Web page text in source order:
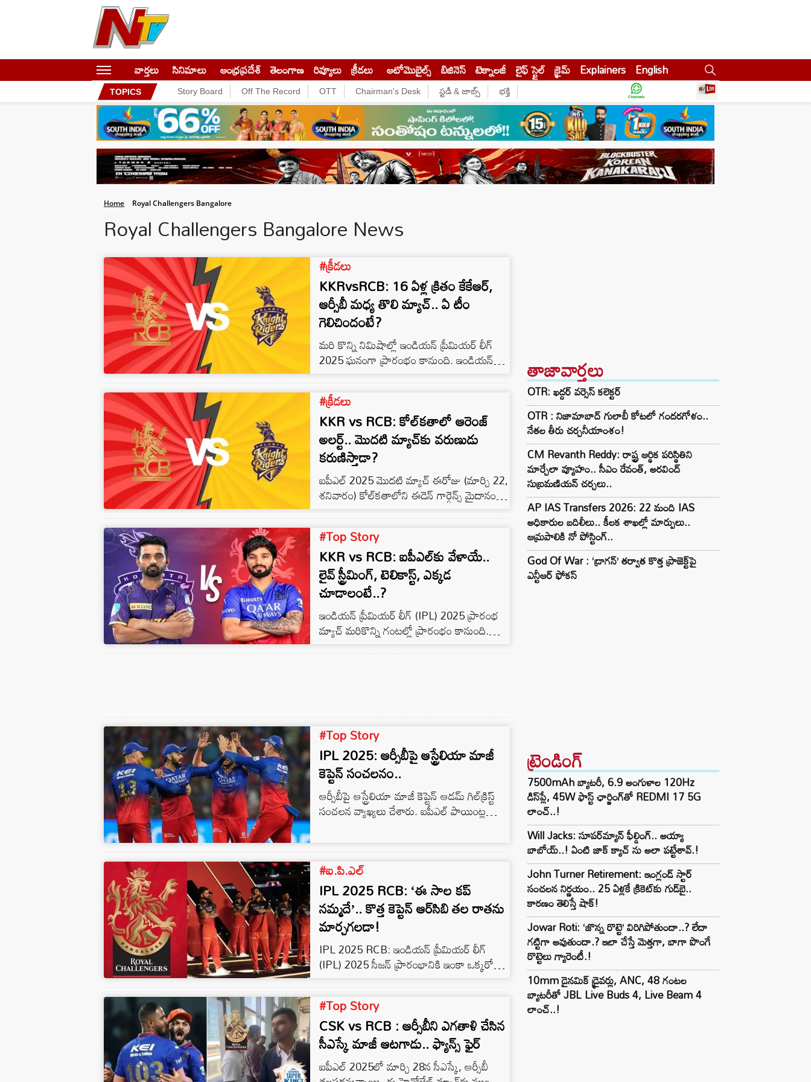
వార్తలు సినిమాలు ఆంధ్రప్రదేశ్ తెలంగాణ రివ్యూలు క్రీడలు ఆటోమొబైల్స్ బిజినెస్‌ టెక్నాలజీ లైఫ్ స్టైల్ క్రైమ్ Explainers English
TOPICS Story Board Off The Record OTT Chairman's Desk స్టడీ & జాబ్స్ భక్తి
Home Royal Challengers Bangalore
Royal Challengers Bangalore News
#క్రీడలు
KKRvsRCB: 16 ఏళ్ల క్రితం కేకేఆర్‌,
ఆర్సీబీ మధ్య తొలి మ్యాచ్‌.. ఏ టీం
గెలిచిందంటే?
మరి కొన్ని నిమిషాల్లో ఇండియన్ ప్రీమియర్ లీగ్
2025 ఘనంగా ప్రారంభం కానుంది. ఇండియన్
రాయల్ ఛాలెంజర్స్ బెంగళూరు మధ్య ప్రారంభ
మ్యాచ్ జరగడం ఇది రెండోసారి. టోర్నమెంట్
మొదటి సీజన్‌ 2008లో ఈ రెండు జట్లు
తలపడ్డాయి. అప్పుడు కేకేఆర్ భారీ తేడాతో గెలిచింది.
2008 ఐపీఎల్ తొలి మ్యాచ్‌లో బ్రెండన్ మెకల్లమ్
కేకేఆర్ తరఫున 158 పరుగుల తుఫాను ఇన్నింగ్స్
ఆడాడు.
#క్రీడలు
KKR vs RCB: కోల్‌కతాలో ఆరెంజ్
అలర్ట్.. మొదటి మ్యాచ్‌కు వరుణుడు
కరుణిస్తాడా?
ఐపీఎల్ 2025 మొదటి మ్యాచ్ ఈరోజు (మార్చి 22,
శనివారం) కోల్‌కతాలోని ఈడెన్ గార్డెన్స్ మైదానంలో
జరగనుంది. 18వ సీజన్.. కోల్‌కతా నైట్ రైడర్స్ vs
ప్రారంభమవుతుంది. అయితే.. వర్షం అభిమానుల
ఉత్సాహాన్ని క్షీణింపజేస్తోంది. గత రెండు రోజులుగా
కోల్‌కతాలో ఆరెంజ్ అలర్ట్ అమలులో ఉంది.
బంగాళాఖాతంలో ఏర్పడిన యాంటీ సైక్లోనిక్ ప్రసరణ
కారణంగా మార్చి 22 వరకు కోల్‌కతాలో
ఉరుములు, మెరుపులతో కూడిన వర్షాలు
కురుస్తాయని భారత వాతావరణ శాఖ…
#Top Story
KKR vs RCB: ఐపీఎల్‌కు వేళాయే..
లైవ్ స్ట్రీమింగ్, టెలికాస్ట్, ఎక్కడ
చూడాలంటే..?
ఇండియన్ ప్రీమియర్ లీగ్ (IPL) 2025 ప్రారంభ
మ్యాచ్ మరికొన్ని గంటల్లో ప్రారంభం కానుంది.
కోల్‌కతాలోని ఈడెన్ గార్డెన్స్‌లో సాయంత్రం 7.30
గం.కు ప్రారంభం కానుంది. ఈ మ్యాచ్‌లో కోల్‌కతా
#Top Story
IPL 2025: ఆర్సీబీపై ఆస్ట్రేలియా మాజీ
కెప్టెన్ సంచలనం..
ఆర్సీబీపై ఆస్ట్రేలియా మాజీ కెప్టెన్ ఆడమ్ గిల్‌క్రిస్ట్
సంచలన వ్యాఖ్యలు చేశారు. ఐపీఎల్ పాయింట్ల
పట్టికలో ఆర్సీబీ ఈసారి అట్టడుగున నిలుస్తుందని
కాదన్నారు.
#ఐ.పి.ఎల్
IPL 2025 RCB: ‘ఈ సాల కప్
నమ్మదే’.. కొత్త కెప్టెన్ ఆర్‌సిబి తల రాతను
మార్చగలడా!
IPL 2025 RCB: ఇండియన్ ప్రీమియర్ లీగ్
(IPL) 2025 సీజన్ ప్రారంభానికి ఇంకా ఒక్కరోజే
విజయం కోసం ఆసక్తిగా ఎదురు చూస్తున్నారు. ప్రతి
సీజన్‌లో మాదిరిగా ఈ సీజన్‌లో కూడా ఆర్‌సిబి
జట్టుకు మద్దతుగా నిలిచేందుకు ఫ్యాన్స్
సిద్ధమయ్యారు. ఇకపోతే, ఈసారి ఆర్‌సీబీ కొత్త కెప్టెన్
రజత్ పటీదార్ నాయకత్వంలో తన ప్రస్థానం మొదలు
#Top Story
CSK vs RCB : ఆర్సీబీని ఎగతాళి చేసిన
సీఎస్కే మాజీ ఆటగాడు.. ఫ్యాన్స్ ఫైర్
ఐపీఎల్ 2025లో మార్చి 28న సీఎస్కే, ఆర్సీబీ
తాజావార్తలు
OTR: ఖద్దర్ వర్సెస్ కలెక్టర్
OTR : నిజామాబాద్ గులాబీ కోటలో గందరగోళం..
నేతల తీరు చర్చనీయాంశం!
CM Revanth Reddy: రాష్ట్ర ఆర్థిక పరిస్థితిని
మార్చేలా వ్యూహం.. సీఎం రేవంత్, అరవింద్
సుబ్రమణియన్ చర్చలు..
AP IAS Transfers 2026: 22 మంది IAS
అధికారుల బదిలీలు.. కీలక శాఖల్లో మార్పులు..
ఆమ్రపాలికి నో పోస్టింగ్..
God Of War : ‘డ్రాగన్’ తర్వాత కొత్త ప్రాజెక్ట్‌పై
ఎన్టీఆర్ ఫోకస్
ట్రెండింగ్‌
7500mAh బ్యాటరీ, 6.9 అంగుళాల 120Hz
డిస్‌ప్లే, 45W ఫాస్ట్ ఛార్జింగ్‌తో REDMI 17 5G
లాంచ్..!
Will Jacks: సూపర్‌మ్యాన్ ఫీల్డింగ్.. అయ్యా
బాబోయ్..! ఏంటి జాక్ క్యాచ్ ను అలా పట్టేశావ్.!
John Turner Retirement: ఇంగ్లండ్ స్టార్
సంచలన నిర్ణయం.. 25 ఏళ్లకే క్రికెట్‌కు గుడ్‌బై..
కారణం తెలిస్తే షాక్!
Jowar Roti: ‘జొన్న రొట్టె’ విరిగిపోతుందా..? లేదా
గట్టిగా అవుతుందా.? ఇలా చేస్తే మెత్తగా, బాగా పొంగే
రొట్టెలు గ్యారెంటీ.!
10mm డైనమిక్ డ్రైవర్లు, ANC, 48 గంటల
బ్యాటరీతో JBL Live Buds 4, Live Beam 4
లాంచ్..!